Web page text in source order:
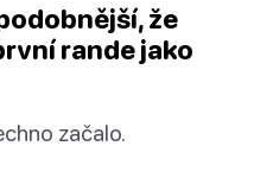
že
rande jako
začalo.